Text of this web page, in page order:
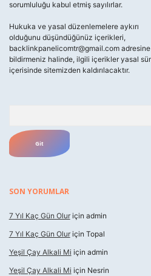
sorumluluğu kabul etmiş sayılırlar.
Hukuka ve yasal düzenlemelere aykırı
olduğunu düşündüğünüz içerikleri,
backlinkpanelicomtr@gmail.comadresine
bildirmeniz halinde, ilgili içerikler yasal
içerisinde sitemizden kaldırılacaktır.
SON YORUMLAR
7 Yıl Kaç Gün Oluriçin admin
7 Yıl Kaç Gün Oluriçin Topal
Yeşil Çay Alkali Mi için admin
Yeşil Çay Alkali Mi için Nesrin